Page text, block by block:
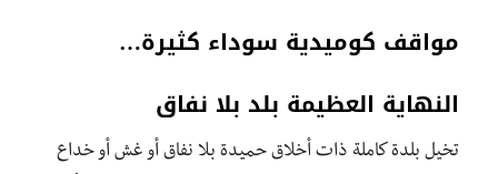
مواقف كوميدية سوداء كثيرة…
النهاية العظيمة بلد بلا نفاق
تخيل بلدة كاملة ذات أخلاق حميدة بلا نفاق أو غش أو خداع